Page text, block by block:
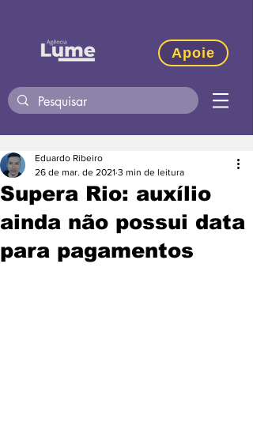
Apoie
Supera Rio: auxílio
ainda não possui data
para pagamentos
Eduardo Ribeiro
26 de mar. de 2021 3 min de leitura